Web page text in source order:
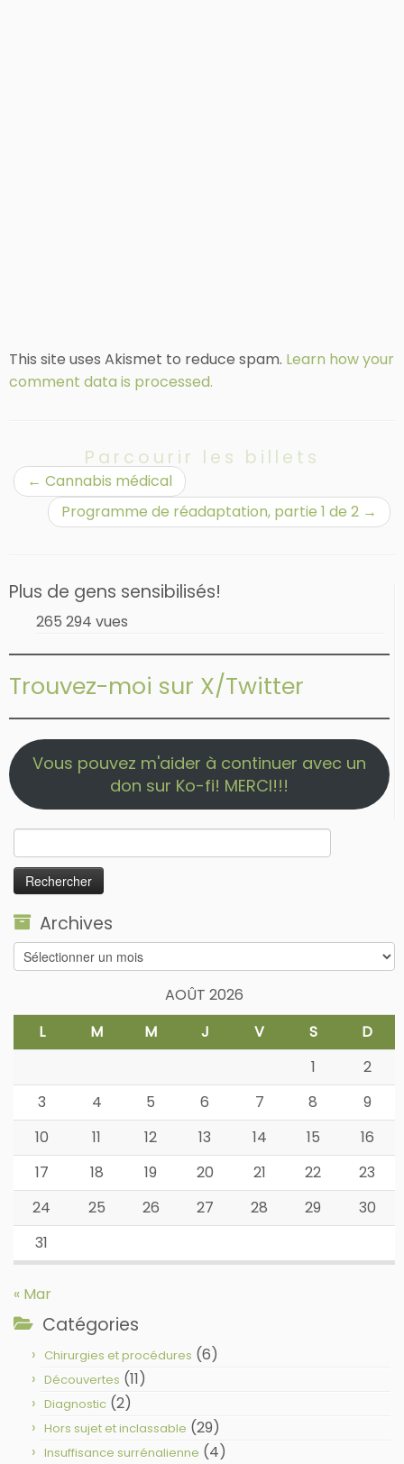
This site uses Akismet to reduce spam. Learn how your
comment data is processed.
Parcourir les billets
← Cannabis médical
Programme de réadaptation, partie 1 de 2 →
Plus de gens sensibilisés!
265 294 vues
Trouvez-moi sur X/Twitter
Vous pouvez m'aider à continuer avec un
don sur Ko-fi! MERCI!!!
Archives
Archives
AOÛT 2026
L
M M J V S
D
1
2
3
4 5 6 7 8
9
10
11 12 13 14 15
16
17
18 19 20 21 22
23
24
25 26 27 28 29
30
31
« Mar
Catégories
Chirurgies et procédures (6)
Découvertes (11)
Diagnostic (2)
Hors sujet et inclassable (29)
Insuffisance surrénalienne (4)